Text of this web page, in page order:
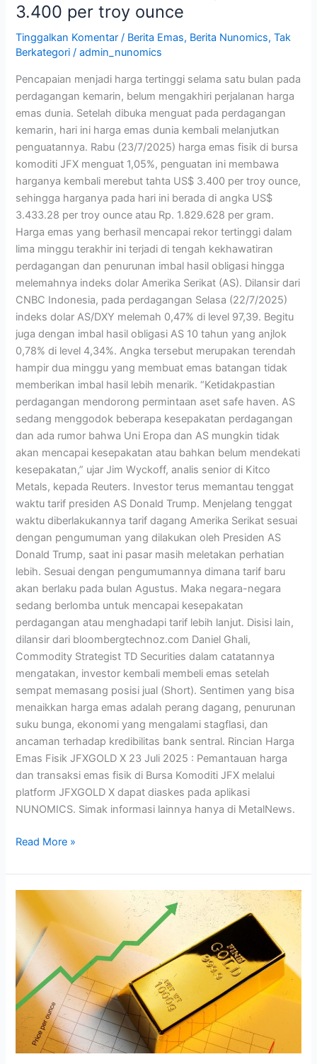
3.400 per troy ounce
Tinggalkan Komentar / Berita Emas, Berita Nunomics,Tak
Berkategori /admin_nunomics
Pencapaian menjadi harga tertinggi selama satu bulan pada
perdagangan kemarin, belum mengakhiri perjalanan harga
emas dunia. Setelah dibuka menguat pada perdagangan
kemarin, hari ini harga emas dunia kembali melanjutkan
penguatannya. Rabu (23/7/2025) harga emas fisik di bursa
komoditi JFX menguat 1,05%, penguatan ini membawa
harganya kembali merebut tahta US$ 3.400 per troy ounce,
sehingga harganya pada hari ini berada di angka US$
3.433.28 per troy ounce atau Rp. 1.829.628 per gram.
Harga emas yang berhasil mencapai rekor tertinggi dalam
lima minggu terakhir ini terjadi di tengah kekhawatiran
perdagangan dan penurunan imbal hasil obligasi hingga
melemahnya indeks dolar Amerika Serikat (AS). Dilansir dari
CNBC Indonesia, pada perdagangan Selasa (22/7/2025)
indeks dolar AS/DXY melemah 0,47% di level 97,39. Begitu
juga dengan imbal hasil obligasi AS 10 tahun yang anjlok
0,78% di level 4,34%. Angka tersebut merupakan terendah
hampir dua minggu yang membuat emas batangan tidak
memberikan imbal hasil lebih menarik. “Ketidakpastian
perdagangan mendorong permintaan aset safe haven. AS
sedang menggodok beberapa kesepakatan perdagangan
dan ada rumor bahwa Uni Eropa dan AS mungkin tidak
akan mencapai kesepakatan atau bahkan belum mendekati
kesepakatan,” ujar Jim Wyckoff, analis senior di Kitco
Metals, kepada Reuters. Investor terus memantau tenggat
waktu tarif presiden AS Donald Trump. Menjelang tenggat
waktu diberlakukannya tarif dagang Amerika Serikat sesuai
dengan pengumuman yang dilakukan oleh Presiden AS
Donald Trump, saat ini pasar masih meletakan perhatian
lebih. Sesuai dengan pengumumannya dimana tarif baru
akan berlaku pada bulan Agustus. Maka negara-negara
sedang berlomba untuk mencapai kesepakatan
perdagangan atau menghadapi tarif lebih lanjut. Disisi lain,
dilansir dari bloombergtechnoz.com Daniel Ghali,
Commodity Strategist TD Securities dalam catatannya
mengatakan, investor kembali membeli emas setelah
sempat memasang posisi jual (Short). Sentimen yang bisa
menaikkan harga emas adalah perang dagang, penurunan
suku bunga, ekonomi yang mengalami stagflasi, dan
ancaman terhadap kredibilitas bank sentral. Rincian Harga
Emas Fisik JFXGOLD X 23 Juli 2025 : Pemantauan harga
dan transaksi emas fisik di Bursa Komoditi JFX melalui
platform JFXGOLD X dapat diaskes pada aplikasi
NUNOMICS. Simak informasi lainnya hanya di MetalNews.
troy
Read More »
Harga
Emas
Fisik
JFXGOLD
X
Menguat,
Ketahui
Penyebabnya!